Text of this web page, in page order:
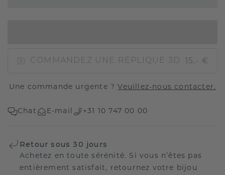
COMMANDEZ UNE RÉPLIQUE 3D 15,- €
Une commande urgente ?Veuillez-nous contacter.
Chat E-mail +31 10 747 00 00
Retour sous 30 jours
Achetez en toute sérénité. Si vous n’êtes pas
entièrement satisfait, retournez votre bijou